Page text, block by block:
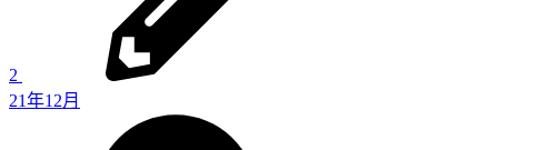
2
21年12月